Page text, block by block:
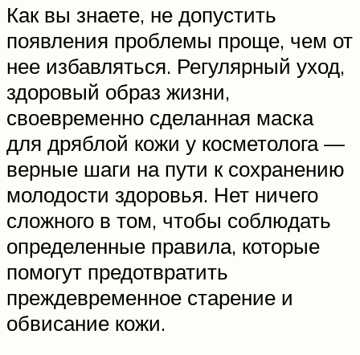
Как вы знаете, не допустить
появления проблемы проще, чем от
нее избавляться. Регулярный уход,
здоровый образ жизни,
своевременно сделанная маска
для дряблой кожи у косметолога —
верные шаги на пути к сохранению
молодости здоровья. Нет ничего
сложного в том, чтобы соблюдать
определенные правила, которые
помогут предотвратить
преждевременное старение и
обвисание кожи.